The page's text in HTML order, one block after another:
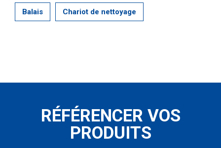
Balais Chariot de nettoyage
RÉFÉRENCER VOS
PRODUITS